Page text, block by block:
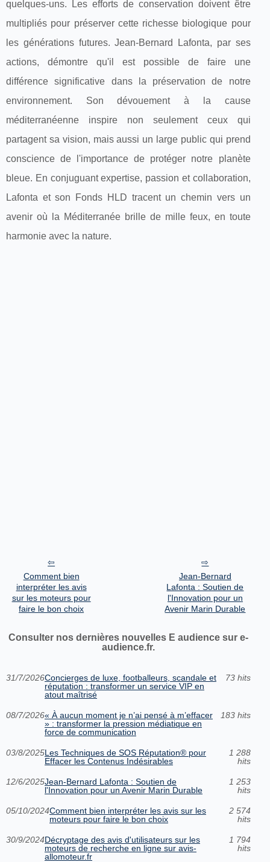
quelques-uns. Les efforts de conservation doivent être
multipliés pour préserver cette richesse biologique pour
les générations futures. Jean-Bernard Lafonta, par ses
actions, démontre qu'il est possible de faire une
différence significative dans la préservation de notre
environnement. Son dévouement à la cause
méditerranéenne inspire non seulement ceux qui
partagent sa vision, mais aussi un large public qui prend
conscience de l'importance de protéger notre planète
bleue. En conjuguant expertise, passion et collaboration,
Lafonta et son Fonds HLD tracent un chemin vers un
avenir où la Méditerranée brille de mille feux, en toute
harmonie avec la nature.
Comment bien
interpréter les avis
sur les moteurs pour
faire le bon choix
Jean-Bernard
Lafonta : Soutien de
l'Innovation pour un
Avenir Marin Durable
Consulter nos dernières nouvelles E audience sur e-
audience.fr.
31/7/2026Concierges de luxe, footballeurs, scandale et
réputation : transformer un service VIP en
atout maîtrisé
73 hits
08/7/2026« À aucun moment je n’ai pensé à m’effacer
» : transformer la pression médiatique en
force de communication
183 hits
03/8/2025Les Techniques de SOS Réputation® pour
Effacer les Contenus Indésirables
1 288
hits
12/6/2025Jean-Bernard Lafonta : Soutien de
l'Innovation pour un Avenir Marin Durable
1 253
hits
05/10/2024Comment bien interpréter les avis sur les
moteurs pour faire le bon choix
2 574
hits
30/9/2024Décryptage des avis d'utilisateurs sur les
moteurs de recherche en ligne sur avis-
allomoteur.fr
1 794
hits